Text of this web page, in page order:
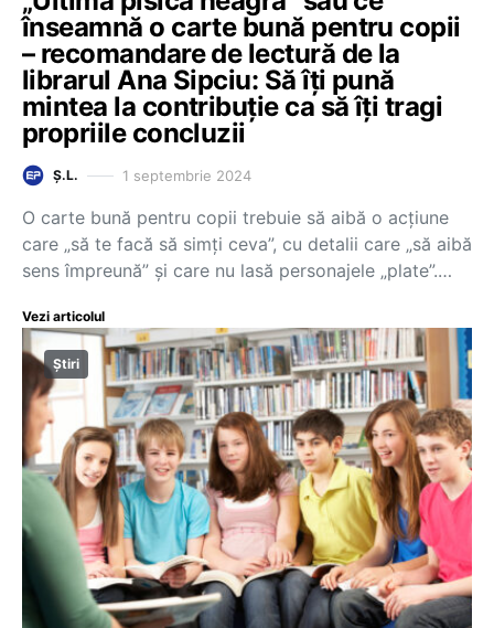
înseamnă o carte bună pentru copii
– recomandare de lectură de la
librarul Ana Sipciu: Să îți pună
mintea la contribuție ca să îți tragi
propriile concluzii
Ș.L. 1 septembrie 2024
O carte bună pentru copii trebuie să aibă o acțiune
care „să te facă să simți ceva”, cu detalii care „să aibă
sens împreună” și care nu lasă personajele „plate”.…
Vezi articolul
Știri